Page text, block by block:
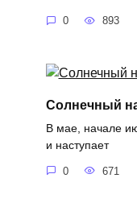
0 893
Солнечный
В мае, начале
и наступает
0 671